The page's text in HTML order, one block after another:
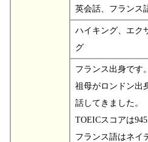
英会話、フランス
ハイキング、エク
グ
フランス出身です。
祖母がロンドン出
話してきました。
TOEICスコアは945
フランス語はネイ